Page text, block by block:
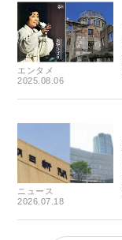
エンタメ
2025.08.06
ニュース
2026.07.18